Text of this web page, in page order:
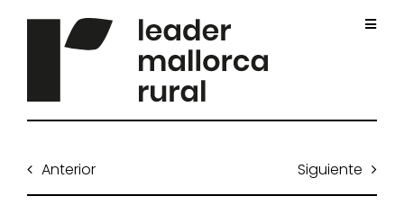
contenido
Quiénes somos
Anterior Siguiente